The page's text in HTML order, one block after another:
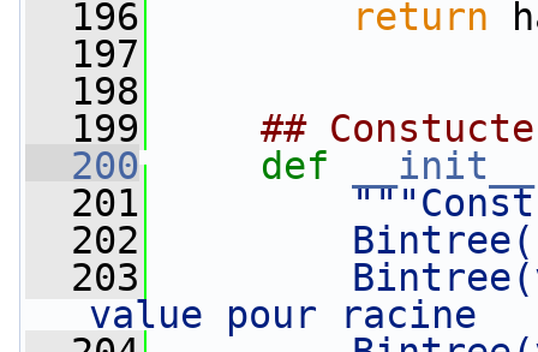
  196
return
  197
  198
  199
##
  200
def __init__
  201
  202
  203
value pour racine